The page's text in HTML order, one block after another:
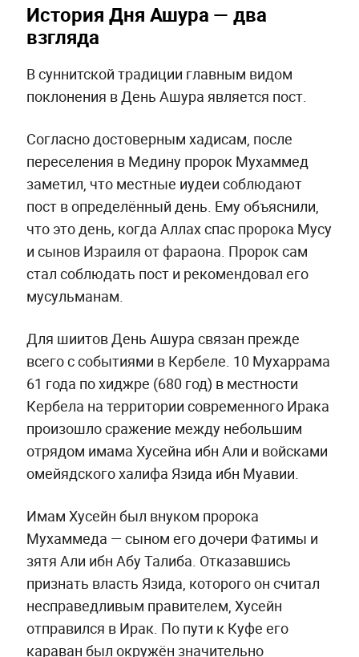
История Дня Ашура — два
взгляда
В суннитской традиции главным видом
поклонения в День Ашура является пост.
Согласно достоверным хадисам, после
переселения в Медину пророк Мухаммед
заметил, что местные иудеи соблюдают
пост в определённый день. Ему объяснили,
что это день, когда Аллах спас пророка Мусу
и сынов Израиля от фараона. Пророк сам
стал соблюдать пост и рекомендовал его
мусульманам.
Для шиитов День Ашура связан прежде
всего с событиями в Кербеле. 10 Мухаррама
61 года по хиджре (680 год) в местности
Кербела на территории современного Ирака
произошло сражение между небольшим
отрядом имама Хусейна ибн Али и войсками
омейядского халифа Язида ибн Муавии.
Имам Хусейн был внуком пророка
Мухаммеда — сыном его дочери Фатимы и
зятя Али ибн Абу Талиба. Отказавшись
признать власть Язида, которого он считал
несправедливым правителем, Хусейн
отправился в Ирак. По пути к Куфе его
караван был окружён значительно